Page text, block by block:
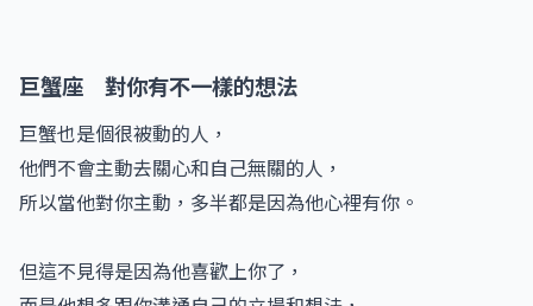
巨蟹座 對你有不一樣的想法
巨蟹也是個很被動的人，
他們不會主動去關心和自己無關的人，
所以當他對你主動，多半都是因為他心裡有你。
但這不見得是因為他喜歡上你了，